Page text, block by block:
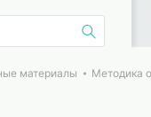
материалы Методика